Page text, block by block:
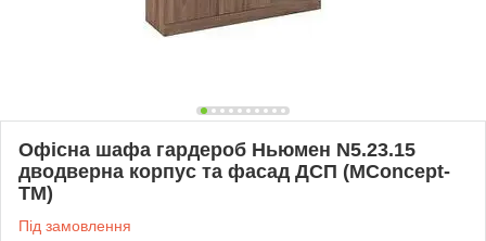
Офісна шафа гардероб Ньюмен N5.23.15
дводверна корпус та фасад ДСП (MConcept-
ТМ)
Під замовлення